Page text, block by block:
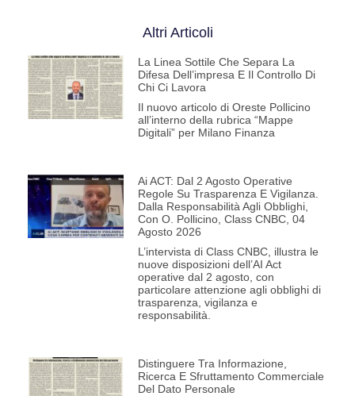
Altri Articoli
La Linea Sottile Che Separa La
Difesa Dell’impresa E Il Controllo Di
Chi Ci Lavora
Il nuovo articolo di Oreste Pollicino
all’interno della rubrica “Mappe
Digitali” per Milano Finanza
Ai ACT: Dal 2 Agosto Operative
Regole Su Trasparenza E Vigilanza.
Dalla Responsabilità Agli Obblighi,
Con O. Pollicino, Class CNBC, 04
Agosto 2026
L’intervista di Class CNBC, illustra le
nuove disposizioni dell’AI Act
operative dal 2 agosto, con
particolare attenzione agli obblighi di
trasparenza, vigilanza e
responsabilità.
Distinguere Tra Informazione,
Ricerca E Sfruttamento Commerciale
Del Dato Personale